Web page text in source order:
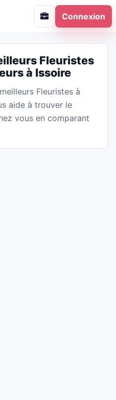
Connexion
Fleuristes
à Issoire
Fleuristes à
aide à trouver le
vous en comparant